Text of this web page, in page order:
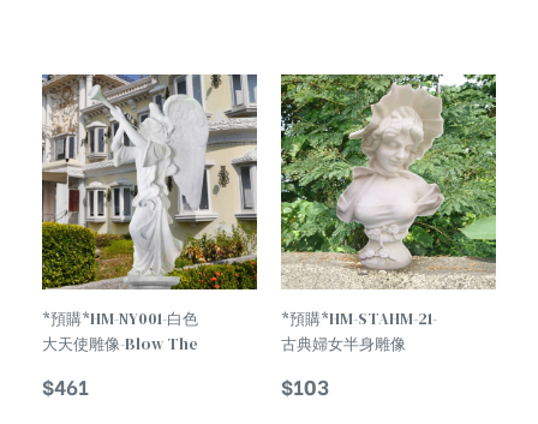
*預購*HM-NY001-白色
大天使雕像-Blow The
Statue
$461
*預購*HM-STAHM-21-
古典婦女半身雕像
Body Statue
$103